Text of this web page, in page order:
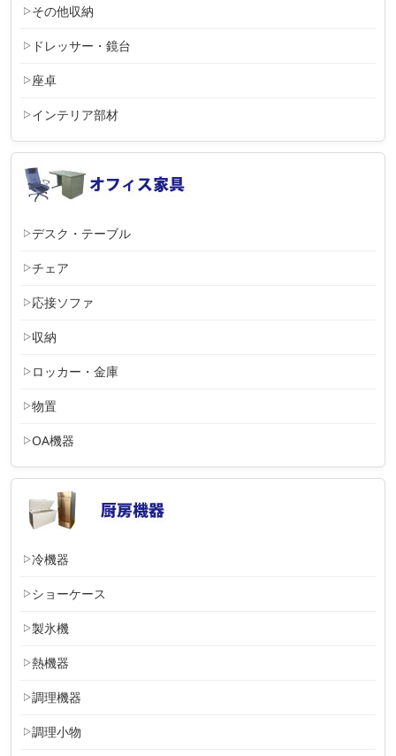
その他収納
ドレッサー・鏡台
座卓
インテリア部材
デスク・テーブル
チェア
応接ソファ
収納
ロッカー・金庫
物置
OA機器
冷機器
ショーケース
製氷機
熱機器
調理機器
調理小物